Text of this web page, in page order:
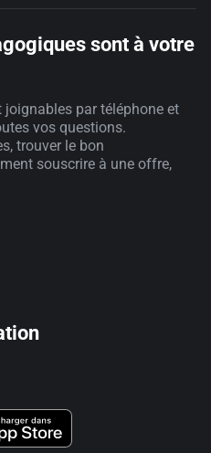
sont à votre
joignables par téléphone et
vos questions.
trouver le bon
souscrire à une offre,